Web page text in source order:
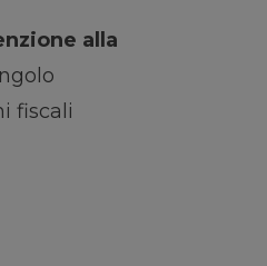
alla
fiscali